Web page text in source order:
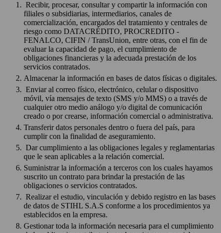
Recibir, procesar, consultar y compartir la información con
filiales o subsidiarias, intermediarios, canales de
comercialización, encargados del tratamiento y centrales de
riesgo como DATACRÉDITO, PROCREDITO -
FENALCO, CIFIN / TransUnion, entre otras, con el fin de
evaluar la capacidad de pago, el cumplimiento de
obligaciones financieras y la adecuada prestación de los
servicios contratados.
Almacenar la información en bases de datos físicas o digitales.
Enviar al correo físico, electrónico, celular o dispositivo
móvil, vía mensajes de texto (SMS y/o MMS) o a través de
cualquier otro medio análogo y/o digital de comunicación
creado o por crearse, información comercial o administrativa.
Transferir datos personales dentro o fuera del país, para
cumplir con la finalidad de aseguramiento.
Dar cumplimiento a las obligaciones legales y reglamentarias
que le sean aplicables a la relación comercial.
Suministrar la información a terceros con los cuales hayamos
suscrito un contrato para brindar la prestación de las
obligaciones o servicios contratados.
Realizar el estudio, vinculación y debido registro en las bases
de datos de STIHL S.A.S conforme a los procedimientos ya
establecidos en la empresa.
Gestionar toda la información necesaria para el cumplimiento